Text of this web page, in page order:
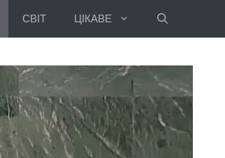
СВІТ ЦІКАВЕ